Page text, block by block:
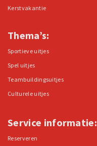
Kerstvakantie
Thema’s:
Sportieve uitjes
Spel uitjes
Teambuildingsuitjes
Culturele uitjes
Service informatie:
Reserveren